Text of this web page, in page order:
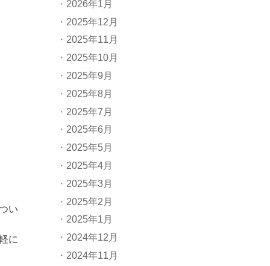
い
に
2026年1月
2025年12月
2025年11月
2025年10月
2025年9月
2025年8月
2025年7月
2025年6月
2025年5月
2025年4月
2025年3月
2025年2月
2025年1月
2024年12月
2024年11月